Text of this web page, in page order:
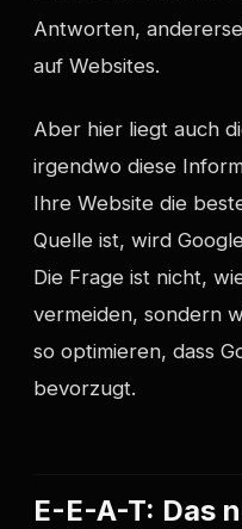
Antworten,
auf Websites.
Aber hier liegt auch
irgendwo diese
Ihre Website die
Quelle ist, wird
Die Frage ist nicht,
vermeiden, sondern
so optimieren, dass
bevorzugt.
E-E-A-T: Das